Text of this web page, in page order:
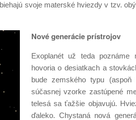
svoje materské hviezdy v tzv.
Nové generácie prístrojov
Exoplanét už teda poznáme
hovoria o desiatkach a
bude zemského typu
súčasnej vzorke zastúpené
telesá sa ťažšie objavujú.
ďaleko. Chystaná nová